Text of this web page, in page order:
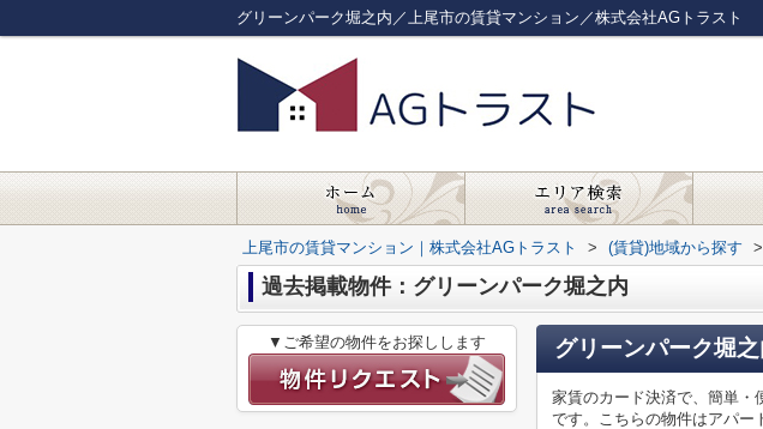
グリーンパーク堀之内／上尾市の賃貸マンション／株式会社AGトラスト
上尾市の賃貸マンション｜株式会社AGトラスト > (賃貸)地域から探す >
過去掲載物件：グリーンパーク堀之内
グリーンパーク堀之
家賃のカード決済で、簡単・
です。こちらの物件はアパー
▼ご希望の物件をお探しします